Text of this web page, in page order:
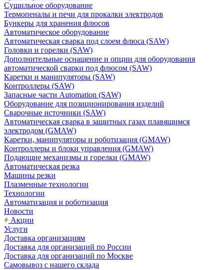
Сушильное оборудование
Термопеналы и печи для прокалки электродов
Бункеры для хранения флюсов
Автоматическое оборудование
Автоматическая сварка под слоем флюса (SAW)
Головки и горелки (SAW)
Дополнительные оснащение и опции для оборудования
автоматической сварки под флюсом (SAW)
Каретки и манипуляторы (SAW)
Контроллеры (SAW)
Запасные части Automation (SAW)
Оборудование для позиционирования изделий
Сварочные источники (SAW)
Автоматическая сварка в защитных газах плавящимся
электродом (GMAW)
Каретки, манипуляторы и роботизация (GMAW)
Контроллеры и блоки управления (GMAW)
Подающие механизмы и горелки (GMAW)
Автоматическая резка
Машины резки
Плазменные технологии
Технологии
Автоматизация и роботизация
Новости
Акции
Услуги
Доставка организациям
Доставка для организаций по России
Доставка для организаций по Москве
Самовывоз с нашего склада